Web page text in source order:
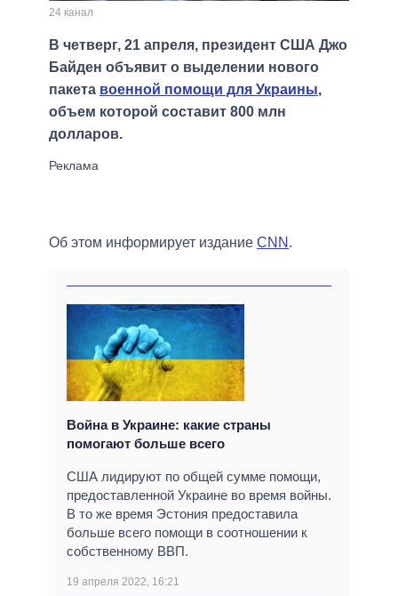
24 канал
В четверг, 21 апреля, президент США Джо
Байден объявит о выделении нового
пакета военной помощи для Украины,
объем которой составит 800 млн
долларов.
Об этом информирует издание CNN .
Война в Украине: какие страны
помогают больше всего
США лидируют по общей сумме помощи,
предоставленной Украине во время войны.
В то же время Эстония предоставила
больше всего помощи в соотношении к
собственному ВВП.
19 апреля 2022, 16:21